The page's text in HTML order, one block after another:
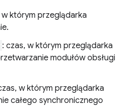
w którym przeglądarka
: czas, w którym przeglądarka
modułów obsługi
w którym przeglądarka
całego synchronicznego